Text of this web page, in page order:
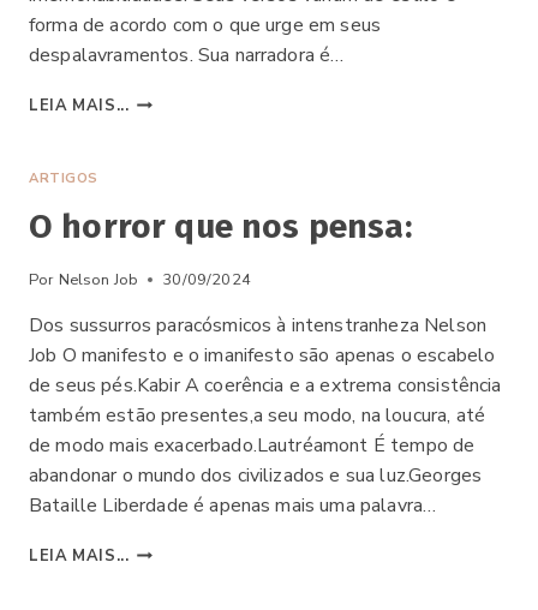
forma de acordo com o que urge em seus
despalavramentos. Sua narradora é…
LEIA MAIS... LIVRO
ARTIGOS
O horror que nos pensa:
Por Nelson Job 30/09/2024
Dos sussurros paracósmicos à intenstranheza Nelson
Job O manifesto e o imanifesto são apenas o escabelo
de seus pés.Kabir A coerência e a extrema consistência
também estão presentes,a seu modo, na loucura, até
de modo mais exacerbado.Lautréamont É tempo de
abandonar o mundo dos civilizados e sua luz.Georges
Bataille Liberdade é apenas mais uma palavra…
LEIA MAIS... O